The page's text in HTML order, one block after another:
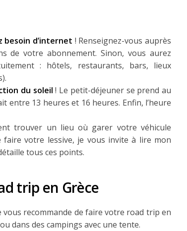
besoin d’internet ! Renseignez-vous auprès
de votre abonnement. Sinon, vous aurez
: hôtels, restaurants, bars, lieux
du soleil ! Le petit-déjeuner se prend au
entre 13 heures et 16 heures. Enfin, l’heure
trouver un lieu où garer votre véhicule
faire votre lessive, je vous invite à lire mon
tous ces points.
trip en Grèce
vous recommande de faire votre road trip en
dans des campings avec une tente.